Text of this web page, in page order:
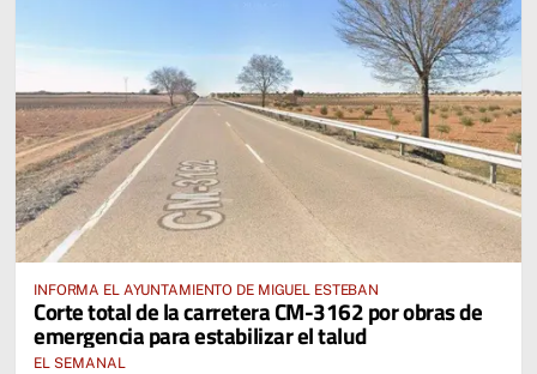
INFORMA EL AYUNTAMIENTO DE MIGUEL ESTEBAN
Corte total de la carretera CM-3162 por obras de
emergencia para estabilizar el talud
EL SEMANAL